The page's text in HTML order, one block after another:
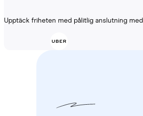
Upptäck friheten med pålitlig anslutning med